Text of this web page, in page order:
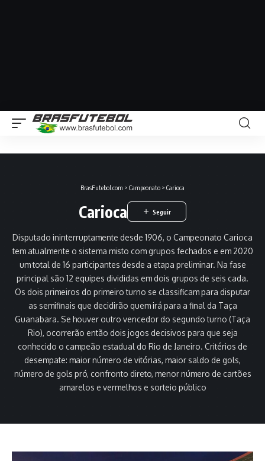
BrasFutebol.com > Campeonato > Carioca
Carioca
Disputado ininterruptamente desde 1906, o Campeonato Carioca
tem atualmente o sistema misto com grupos fechados e em 2020
um total de 16 participantes desde a etapa preliminar. Na fase
principal são 12 equipes divididas em dois grupos de seis cada.
Os dois primeiros do primeiro turno se classificam para disputar
as semifinais que decidirão quem irá para a final da Taça
Guanabara. Se houver outro vencedor do segundo turno (Taça
Rio), ocorrerão então dois jogos decisivos para que seja
conhecido o campeão estadual do Rio de Janeiro. Critérios de
desempate: maior número de vitórias, maior saldo de gols,
número de gols pró, confronto direto, menor número de cartões
amarelos e vermelhos e sorteio público